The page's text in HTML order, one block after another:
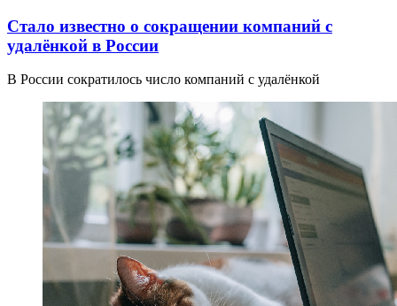
Стало известно о сокращении компаний с
удалёнкой в России
В России сократилось число компаний с удалёнкой